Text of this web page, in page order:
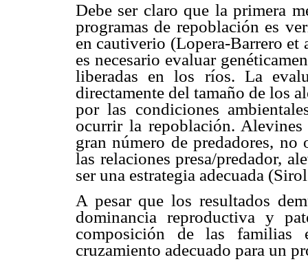
Debe ser claro que la primera
programas de repoblación es
en cautiverio (Lopera-Barrero et
es necesario evaluar
liberadas en los ríos. La
directamente del tamaño de los
por las condiciones
ocurrir la repoblación.
gran número de predadores,
las relaciones presa/predador,
ser una estrategia adecuada
A pesar que los resultados
dominancia reproductiva y
composición de las familias
cruzamiento adecuado para un